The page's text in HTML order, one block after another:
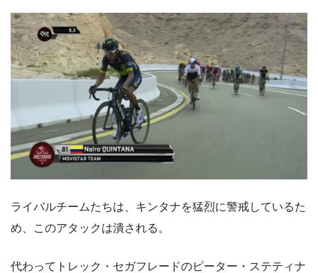
ライバルチームたちは、キンタナを猛烈に警戒しているた
め、このアタックは潰される。
代わってトレック・セガフレードのピーター・ステティナ